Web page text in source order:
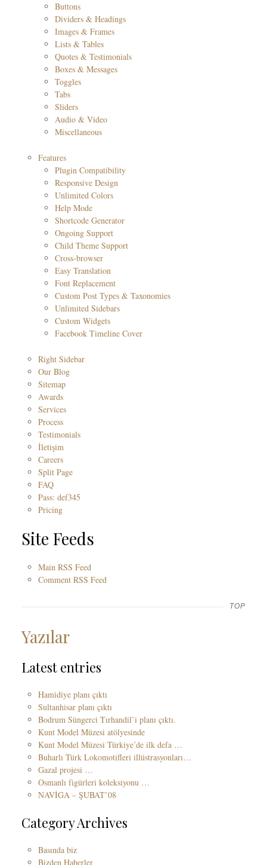
Buttons
Dividers & Headings
Images & Frames
Lists & Tables
Quotes & Testimonials
Boxes & Messages
Toggles
Tabs
Sliders
Audio & Video
Miscellaneous
Features
Plugin Compatibility
Responsive Design
Unlimited Colors
Help Mode
Shortcode Generator
Ongoing Support
Child Theme Support
Cross-browser
Easy Translation
Font Replacement
Custom Post Types & Taxonomies
Unlimited Sidebars
Custom Widgets
Facebook Timeline Cover
Right Sidebar
Our Blog
Sitemap
Awards
Services
Process
Testimonials
İletişim
Careers
Split Page
FAQ
Pass: def345
Pricing
Site Feeds
Main RSS Feed
Comment RSS Feed
TOP
Yazılar
Latest entries
Hamidiye planı çıktı
Sultanhisar planı çıktı
Bodrum Süngerci Tırhandil’i planı çıktı.
Kunt Model Müzesi atölyesinde
Kunt Model Müzesi Türkiye’de ilk defa …
Buharlı Türk Lokomotifleri illüstrasyonları…
Gazal projesi …
Osmanlı figürleri koleksiyonu …
NAVİGA – ŞUBAT’08
Category Archives
Basında biz
Bizden Haberler